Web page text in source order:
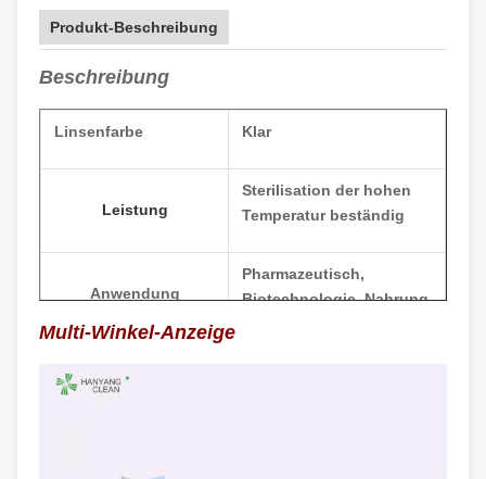
Produkt-Beschreibung
Beschreibung
Linsenfarbe Klar
Leistung
Sterilisation der hohen
Temperatur beständig
Anwendung
Pharmazeutisch,
Biotechnologie, Nahrung
Multi-Winkel-Anzeige